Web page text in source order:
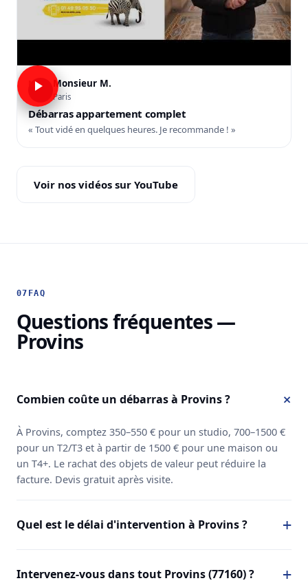
M Monsieur M.
Paris
Débarras appartement complet
« Tout vidé en quelques heures. Je recommande ! »
Voir nos vidéos sur YouTube
07 FAQ
Questions fréquentes —
Provins
Combien coûte un débarras à Provins ?
À Provins, comptez 350–550 € pour un studio, 700–1500 €
pour un T2/T3 et à partir de 1500 € pour une maison ou
un T4+. Le rachat des objets de valeur peut réduire la
facture. Devis gratuit après visite.
Quel est le délai d'intervention à Provins ?
Intervenez-vous dans tout Provins (77160) ?